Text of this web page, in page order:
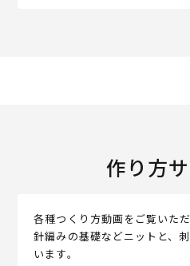
作り方
各種つくり方動画をご覧いた
針編みの基礎などニットと、
います。